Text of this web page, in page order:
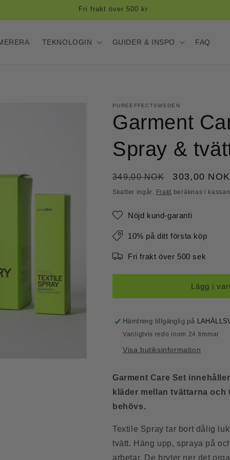
30 dagars nöjd kund-garanti
TEKNOLOGIN GUIDER & INSPO FAQ
PUREEFFECTSWEDEN
Garment
Spray &
Ordinarie
pris
349,00 NOK 303,00 NOK
Skatter ingår. Frakt beräknas i
Nöjd kund-garanti
10% på ditt första köp
Fri frakt över 500 sek
Lägg i
Hämtning tillgänglig på
Vanligtvis redo inom 24 timmar
Visa butiksinformation
Garment Care Set
kläder mellan tvättarna
behövs.
Textile Spray tar bort dålig
tvätt. Häng upp, spraya på
arbetar. De bryter ner det